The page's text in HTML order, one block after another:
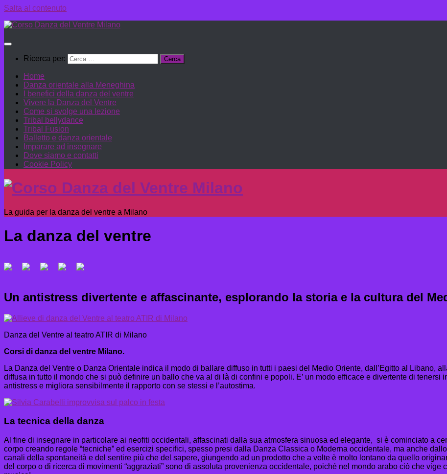
Salta al contenuto
Ricerca per:
Home
Danza orientale alla Meneghina
I benefici della danza del ventre
Vivere la Danza del Ventre
Come si svolge una lezione
Tribal bellydance
Tribal Fusion
Balletto e danza orientale
Imparare ad insegnare
Dove siamo e contatti
Cookie Policy
La guida per la danza del ventre a Milano
La danza del ventre
Un antistress divertente e affascinante, esplorando la storia e la cultura del
Danza del Ventre al teatro ATIR di Milano
Corsi di danza del ventre Milano.
La Danza del Ventre o Danza Orientale indica il modo di ballare diffuso in tutti i paesi del Medio Oriente, dall’Egitto al Libano,
diffusa in tutto il mondo che si può definire un ballo che va al di là di confini e popoli. E’ un modo efficace e divertente di tenersi
antistress e migliora sensibilmente il rapporto con se stessi e l’autostima.
La tecnica della danza
Al fine di insegnare in particolare ai neofiti occidentali, affascinati dalla sua atmosfera sinuosa ed elegante, si è cominciato a
corpo creando regole “tecniche” ed esercizi specifici, spesso presi dalla Danza Classica o Moderna occidentale, ma anche
canali della spontaneità e del sentire più che del sapere, giungendo ad un prodotto che a volte è molto lontano da quello
del corpo o di ricerca di movimenti “aggraziati” sono di assoluta provenienza occidentale, poiché nel mondo arabo ciò che